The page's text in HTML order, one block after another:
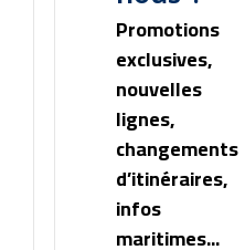
Promotions
exclusives,
nouvelles
lignes,
changements
d’itinéraires,
infos
maritimes...